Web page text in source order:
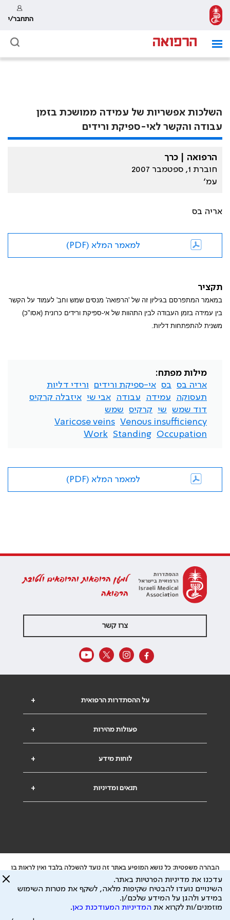
התחבר/י
השלכות אפשריות של עמידה ממושכת בזמן
עבודה והקשר לאי-ספיקת ורידים
הרפואה | כרך
חוברת 1, ספטמבר 2007
עמ׳
אריה בס
למאמר המלא (PDF)
תקציר
במאמר המתפרסם בגיליון זה של 'הרפואה' מנסים שמש וחב' לעמוד על הקשר
בין עמידה בזמן העבודה לבין התהוות של אי-ספיקת ורידים כרונית (אסו"כ)
משנית להתפתחות דליות.
מילות מפתח:
אריה בס
בס אי-ספיקת ורידים
ורידי דליות
תעסוקה
עמידה עבודה אבי שי איזבלה קרקיס
דוד שמש
שי קרקיס
שמש
Venous insufficiency
Varicose veins
Occupation
Standing
Work
למאמר המלא (PDF)
למען הרופאות והרופאים ולטובת
הרפואה
צרו קשר
+ על ההסתדרות הרפואית
+ פעולות מהירות
+ לוחות מידע
+ תנאים ומדיניות
הבהרה משפטית: כל נושא המופיע באתר זה נועד להשכלה בלבד ואין לראות בו
ייעוץ רפואי או משפטי. אין הר"י אחראית לתוכן המתפרסם באתר זה ולכל נזק
שעלול להיגרם.
ידוע לי שהר"י אוספת ושומרת מידע אישי לצורך מתן השרות וכי חלק ממנו עשוי
להיות מועבר לצדדים שלישיים, הכל בכפוף למדיניות הפרטיות
עדכנו את מדיניות הפרטיות באתר.
השינויים נועדו להבטיח שקיפות מלאה, לשקף את מטרות השימוש
במידע ולהגן על המידע שלכם/ן.
מוזמנים/ות לקרוא את המדיניות המעודכנת כאן.